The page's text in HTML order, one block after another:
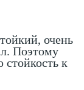
очень
Поэтому
к